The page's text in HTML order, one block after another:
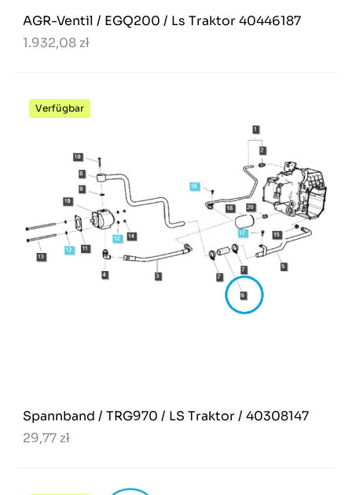
AGR-Ventil / EGQ200 / Ls Traktor 40446187
1.932,08 zł
Verfügbar
Spannband / TRG970 / LS Traktor / 40308147
29,77 zł